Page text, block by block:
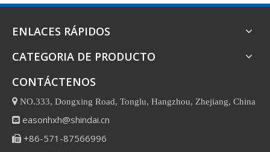
ENLACES RÁPIDOS
CATEGORIA DE PRODUCTO
CONTÁCTENOS
 NO.333, Dongxing Road, Tonglu, Hangzhou, Zhejiang, China
 easonhxh@shindai.cn
 +86-571-87566996